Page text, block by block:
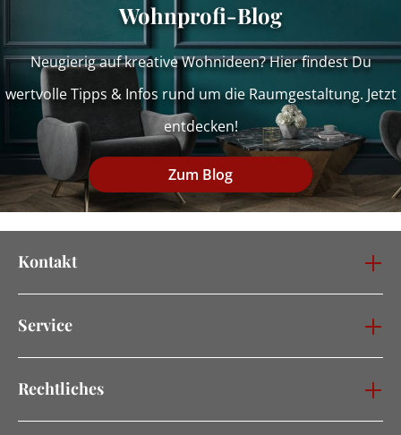
Wohnprofi-Blog
Neugierig auf kreative Wohnideen? Hier findest Du
wertvolle Tipps & Infos rund um die Raumgestaltung. Jetzt
entdecken!
Zum Blog
Kontakt
Service
Rechtliches